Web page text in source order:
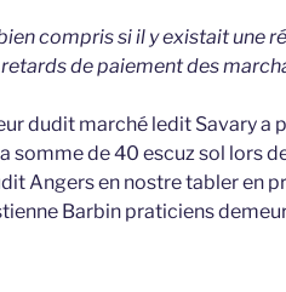
compris si il y existait une
de paiement des
dudit marché ledit Savary a
somme de 40 escuz sol lors
Angers en nostre tabler en
Barbin praticiens